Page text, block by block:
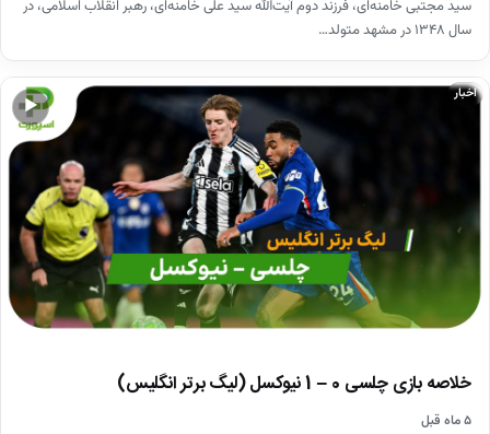
سید مجتبی خامنه‌ای، فرزند دوم آیت‌الله سید علی خامنه‌ای، رهبر انقلاب اسلامی، در
سال ۱۳۴۸ در مشهد متولد…
▶
اخبار
خلاصه بازی چلسی 0 – 1 نیوکسل (لیگ برتر انگلیس)
۵ ماه قبل